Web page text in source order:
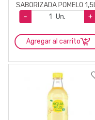
SABORIZADA POMELO
PACK 2UN
- Un. +
Agregar al carrito